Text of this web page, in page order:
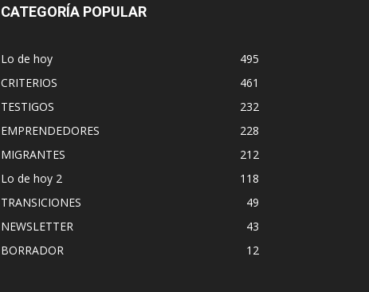
CATEGORÍA POPULAR
Lo de hoy
495
CRITERIOS
461
TESTIGOS
232
EMPRENDEDORES
228
MIGRANTES
212
Lo de hoy 2
118
TRANSICIONES
49
NEWSLETTER
43
BORRADOR
12